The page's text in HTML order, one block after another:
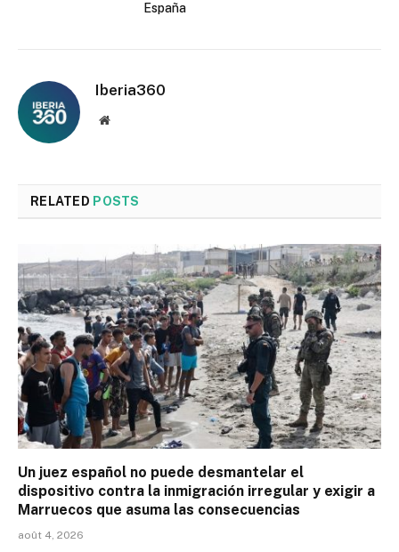
España
Iberia360
Website
RELATED POSTS
Un juez español no puede desmantelar el
dispositivo contra la inmigración irregular y exigir a
Marruecos que asuma las consecuencias
août 4, 2026